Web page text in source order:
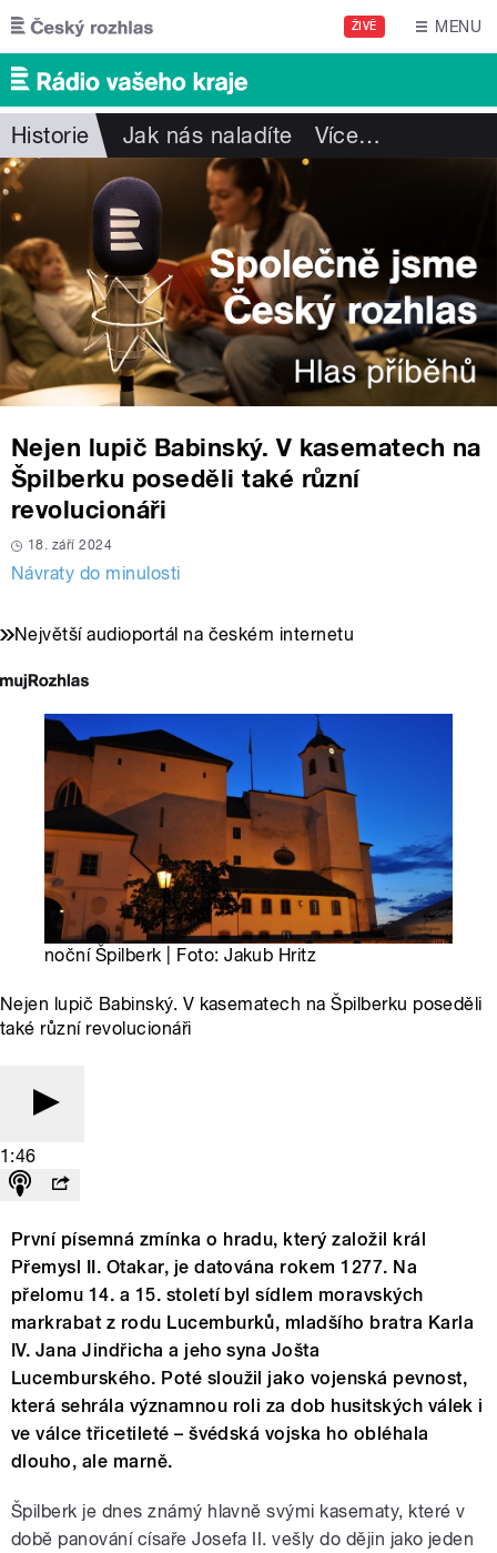
Přejít k hlavnímu obsahu
ŽIVĚ MENU
Historie Jak nás naladíte Více…
Nejen lupič Babinský. V kasematech na
Špilberku poseděli také různí
revolucionáři
18. září 2024
Návraty do minulosti
Největší audioportál na českém internetu
noční Špilberk | Foto: Jakub Hritz
Nejen lupič Babinský. V kasematech na Špilberku poseděli
také různí revolucionáři
1:46
První písemná zmínka o hradu, který založil král
Přemysl II. Otakar, je datována rokem 1277. Na
přelomu 14. a 15. století byl sídlem moravských
markrabat z rodu Lucemburků, mladšího bratra Karla
IV. Jana Jindřicha a jeho syna Jošta
Lucemburského. Poté sloužil jako vojenská pevnost,
která sehrála významnou roli za dob husitských válek i
ve válce třicetileté – švédská vojska ho obléhala
dlouho, ale marně.
Špilberk je dnes známý hlavně svými kasematy, které v
době panování císaře Josefa II. vešly do dějin jako jeden